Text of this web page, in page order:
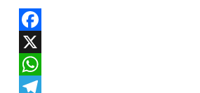
Facebook
X
WhatsApp